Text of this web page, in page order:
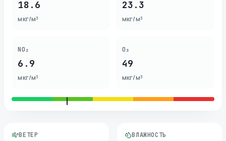
18.6
мкг/м³
23.3
мкг/м³
NO₂
6.9
мкг/м³
O₃
49
мкг/м³
ВЕТЕР ВЛАЖНОСТЬ